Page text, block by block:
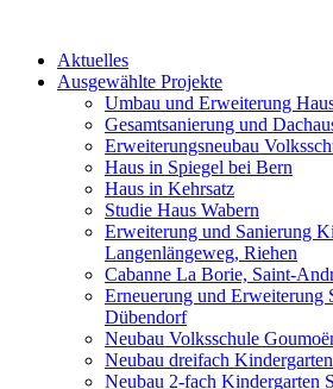
Aktuelles
Ausgewählte Projekte
Umbau und Erweiterung
Gesamtsanierung und
Erweiterungsneubau
Haus in Spiegel bei Bern
Haus in Kehrsatz
Studie Haus Wabern
Erweiterung und Sanierung
Langenlängeweg, Riehen
Cabanne La Borie, Saint-
Erneuerung und Erweiterung
Dübendorf
Neubau Volksschule
Neubau dreifach
Neubau 2-fach Kindergarten